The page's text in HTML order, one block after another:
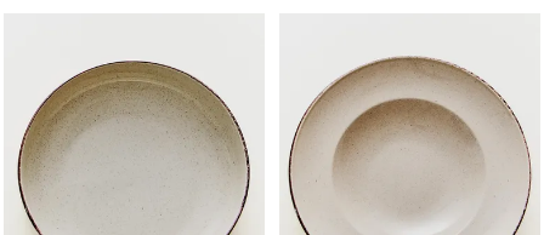
Image changée en 1 de 5 Image changée en 1 de 5